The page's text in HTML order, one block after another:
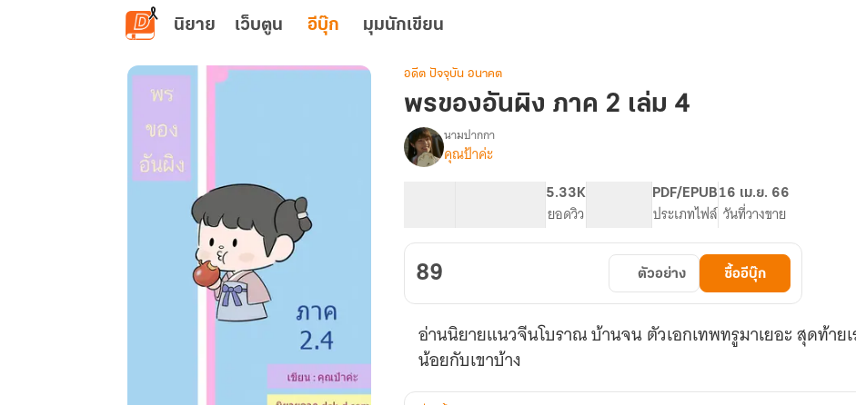
ข้ามไปยังเนื้อหาหลัก
นิยาย เว็บตูน อีบุ๊ก มุมนักเขียน
อดีต ปัจจุบัน อนาคต
พรของอันผิง ภาค 2 เล่ม 4
เรื่อง
พร
แล้ว)
นามปากกา
คุณป้าค่ะ
5.33K
ยอดวิว
PDF/EPUB
ประเภทไฟล์
16 เม.ย. 66
วันที่วางขาย
89 ตัวอย่าง ซื้ออีบุ๊ก
อ่านนิยายแนวจีนโบราณ บ้านจน ตัวเอกเทพทรูมาเยอะ สุดท้ายเ
น้อยกับเขาบ้าง